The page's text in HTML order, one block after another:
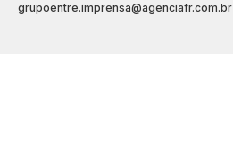
grupoentre.imprensa@agenciafr.com.br